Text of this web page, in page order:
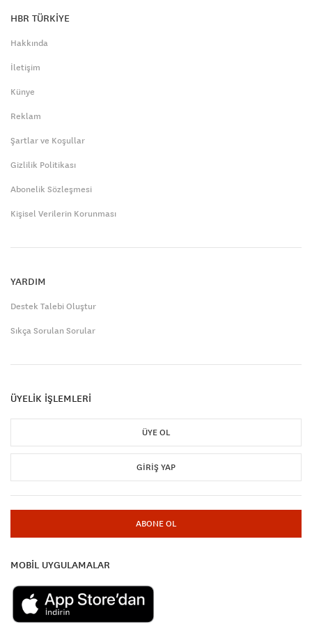
HBR TÜRKİYE
Hakkında
İletişim
Künye
Reklam
Şartlar ve Koşullar
Gizlilik Politikası
Abonelik Sözleşmesi
Kişisel Verilerin Korunması
YARDIM
Destek Talebi Oluştur
Sıkça Sorulan Sorular
ÜYELİK İŞLEMLERİ
ÜYE OL
GIRIŞ YAP
ABONE OL
MOBİL UYGULAMALAR